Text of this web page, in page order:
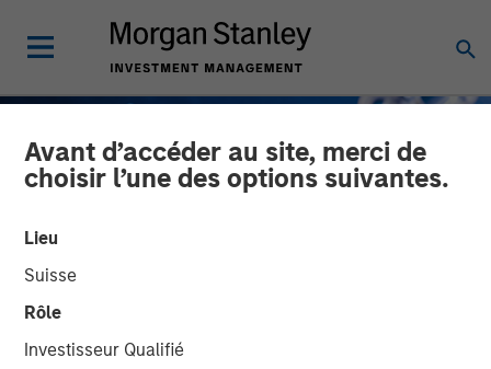
Avant d’accéder au site, merci de
choisir l’une des options suivantes.
Lieu
Suisse
Rôle
Investisseur Qualifié